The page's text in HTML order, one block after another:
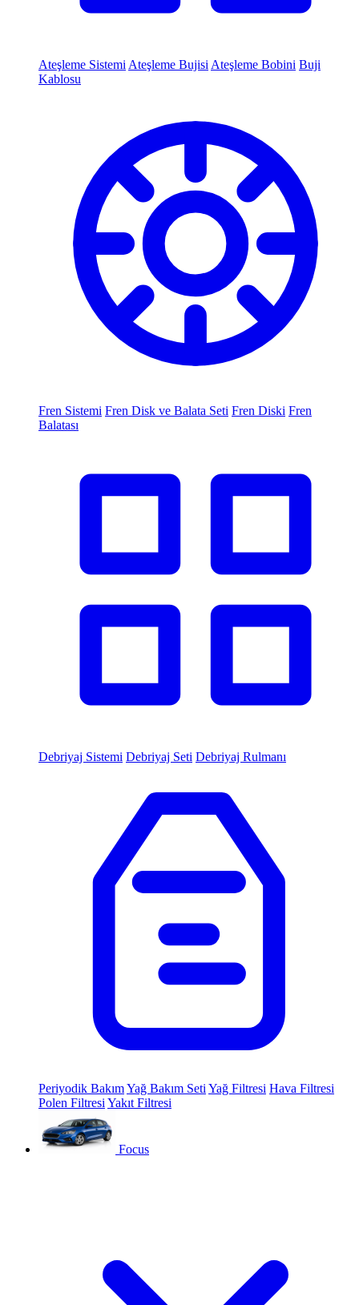
Ateşleme Sistemi Ateşleme Bujisi Ateşleme Bobini Buji
Kablosu
Fren Sistemi Fren Disk ve Balata Seti Fren Diski Fren
Balatası
Debriyaj Sistemi Debriyaj Seti Debriyaj Rulmanı
Periyodik BakımYağ Bakım Seti Yağ Filtresi Hava Filtresi
Polen Filtresi Yakıt Filtresi
Focus